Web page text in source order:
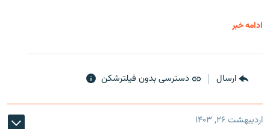
ادامه خبر
ارسال دسترسی بدون فیلترشکن
اردیبهشت ۲۶, ۱۴۰۳